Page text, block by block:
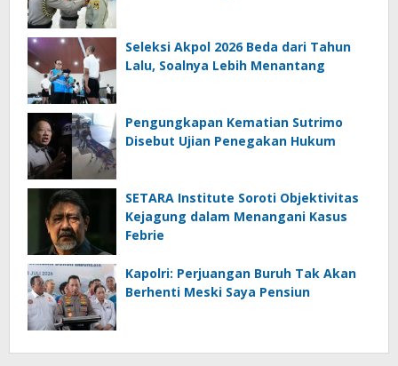
Seleksi Akpol 2026 Beda dari Tahun
Lalu, Soalnya Lebih Menantang
Pengungkapan Kematian Sutrimo
Disebut Ujian Penegakan Hukum
SETARA Institute Soroti Objektivitas
Kejagung dalam Menangani Kasus
Febrie
Kapolri: Perjuangan Buruh Tak Akan
Berhenti Meski Saya Pensiun